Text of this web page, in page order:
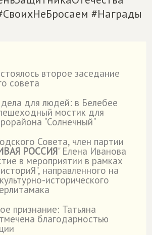
#Награды
второе заседание
совета
для людей: в Белебее
мостик для
"Солнечный"
Совета, член партии
РОССИЯ" Елена Иванова
в мероприятии в рамках
направленного на
исторического
признание: Татьяна
благодарностью